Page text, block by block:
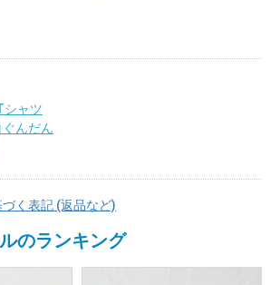
シャツ
ぐんだん
く表記 (返品など)
のランキング